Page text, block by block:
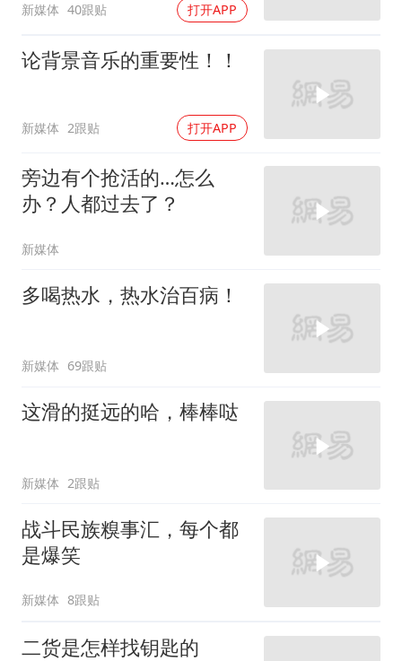
新媒体 40跟贴 打开APP
论背景音乐的重要性！！
新媒体 2跟贴 打开APP
旁边有个抢活的…怎么
办？人都过去了？
新媒体
多喝热水，热水治百病！
新媒体 69跟贴
这滑的挺远的哈，棒棒哒
新媒体 2跟贴
战斗民族糗事汇，每个都
是爆笑
新媒体 8跟贴
二货是怎样找钥匙的